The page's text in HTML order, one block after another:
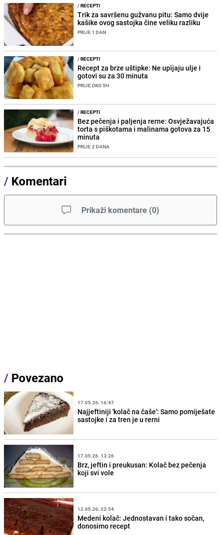
/RECEPTI
Trik za savršenu gužvanu pitu: Samo dvije
kašike ovog sastojka čine veliku razliku
PRIJE 1 DAN
/RECEPTI
Recept za brze uštipke: Ne upijaju ulje i
gotovi su za 30 minuta
PRIJE OKO 5H
/RECEPTI
Bez pečenja i paljenja rerne: Osvježavajuća
torta s piškotama i malinama gotova za 15
minuta
PRIJE 2 DANA
/ Komentari
Prikaži komentare (0)
/ Povezano
17.05.26. 16:47
Najjeftiniji 'kolač na čaše': Samo pomiješate
sastojke i za tren je u rerni
17.05.26. 13:26
Brz, jeftin i preukusan: Kolač bez pečenja
koji svi vole
12.05.26. 22:54
Medeni kolač: Jednostavan i tako sočan,
donosimo recept